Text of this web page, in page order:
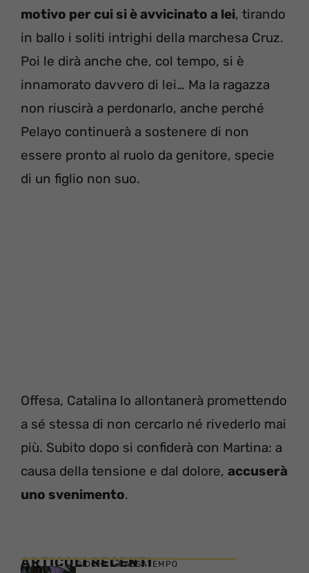
motivo per cui si è avvicinato a lei, tirando
in ballo i soliti intrighi della marchesa Cruz.
Poi le dirà anche che, col tempo, si è
innamorato davvero di lei… Ma la ragazza
non riuscirà a perdonarlo, anche perché
Pelayo continuerà a sostenere di non
essere pronto al ruolo da genitore, specie
di un figlio non suo.
Offesa, Catalina lo allontanerà promettendo
a sé stessa di non cercarlo né rivederlo mai
più. Subito dopo si confiderà con Martina: a
causa della tensione e dal dolore, accuserà
uno svenimento.
ARTICOLI RECENTI
GIOCHI E PASSATEMPO